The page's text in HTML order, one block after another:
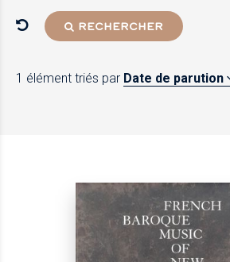
RECHERCHER
1 élément triés par Date de parution